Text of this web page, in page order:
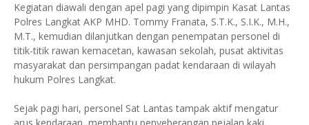
Kegiatan diawali dengan apel pagi yang dipimpin Kasat Lantas
Polres Langkat AKP MHD. Tommy Franata, S.T.K., S.I.K., M.H.,
M.T., kemudian dilanjutkan dengan penempatan personel di
titik-titik rawan kemacetan, kawasan sekolah, pusat aktivitas
masyarakat dan persimpangan padat kendaraan di wilayah
hukum Polres Langkat.
Sejak pagi hari, personel Sat Lantas tampak aktif mengatur